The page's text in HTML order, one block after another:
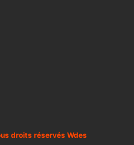
droits réservés Wdes